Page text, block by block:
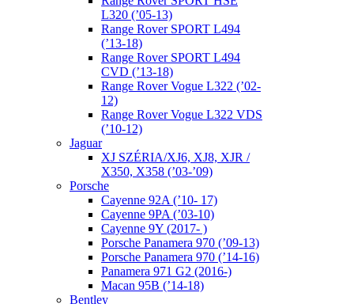
L320 (’05-13)
Range Rover SPORT L494
(’13-18)
Range Rover SPORT L494
CVD (’13-18)
Range Rover Vogue L322 (’02-
12)
Range Rover Vogue L322 VDS
(’10-12)
Jaguar
XJ SZÉRIA/XJ6, XJ8, XJR /
X350, X358 (’03-’09)
Porsche
Cayenne 92A (’10- 17)
Cayenne 9PA (’03-10)
Cayenne 9Y (2017- )
Porsche Panamera 970 (’09-13)
Porsche Panamera 970 (’14-16)
Panamera 971 G2 (2016-)
Macan 95B (’14-18)
Bentley